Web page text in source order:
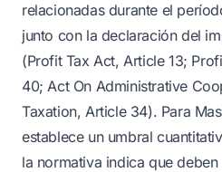
relacionadas durante el
junto con la declaración del
(Profit Tax Act, Article 13;
40; Act On Administrative
Taxation, Article 34). Para
establece un umbral
la normativa indica que